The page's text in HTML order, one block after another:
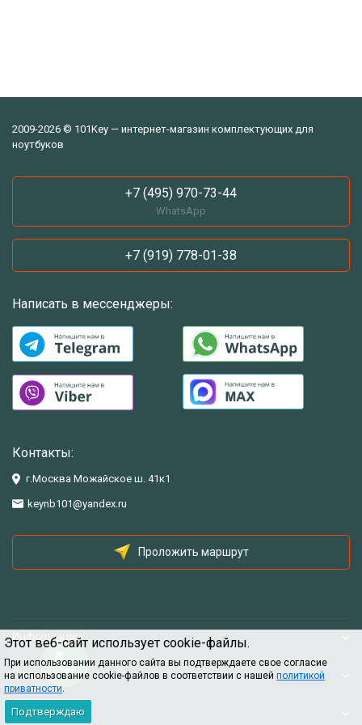
Этот веб-сайт использует cookie-файлы.
При использовании данного сайта вы подтверждаете свое согласие
на использование cookie-файлов в соответствии с нашей политикой
приватности.
Подтверждаю
2009-2026 © 101Key — интернет-магазин комплектующих для
ноутбуков
+7 (495) 970-73-44
WhatsApp
+7 (919) 778-01-38
Написать в мессенджеры:
Контакты:
г.Москва Можайское ш. 41к1
keynb101@yandex.ru
Проложить маршрут
Информация
Помощь
Информация